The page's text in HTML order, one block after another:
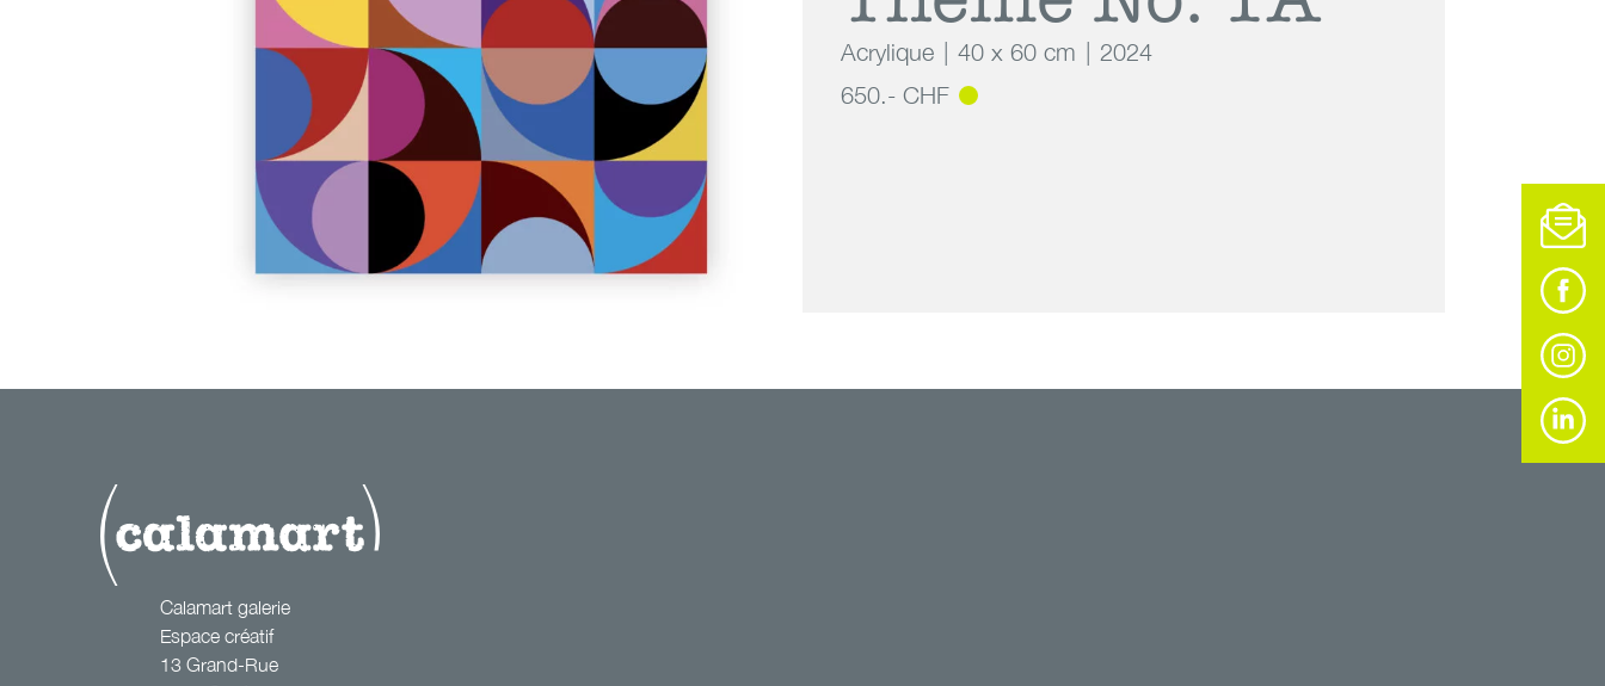
Acrylique 40 x 60 cm
2024
650.- CHF
Variations on a Theme No. 1A
Calamart galerie
Espace créatif
13 Grand-Rue